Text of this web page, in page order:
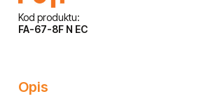
Kod produktu:
FA-67-8F N EC
Opis